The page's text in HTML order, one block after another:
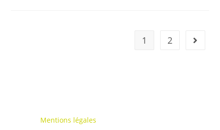
1 2 Aller à
Mentions légales